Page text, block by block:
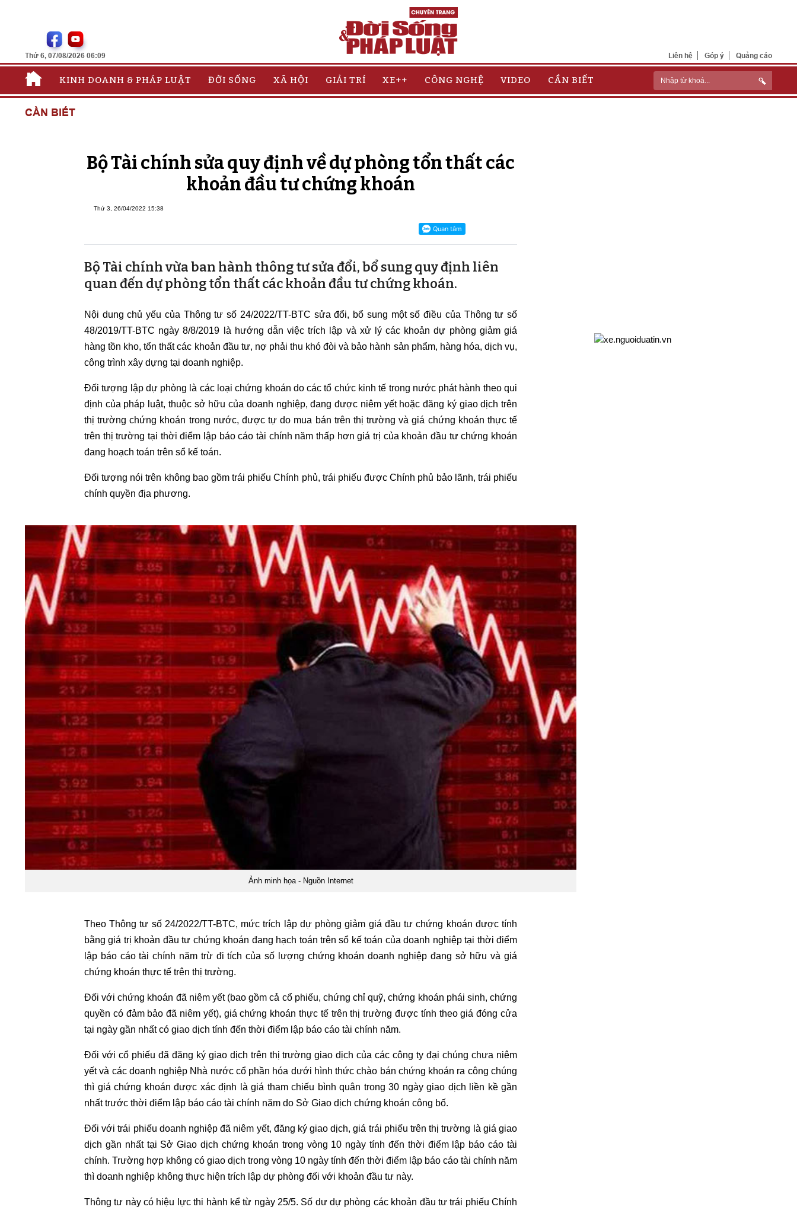
Thứ 6, 07/08/2026 06:09 Liên hệ Góp ý Quảng cáo
KINH DOANH & PHÁP LUẬT ĐỜI SỐNG XÃ HỘI GIẢI TRÍ XE++ CÔNG NGHỆ VIDEO CẦN BIẾT
CẦN BIẾT
Bộ Tài chính sửa quy định về dự phòng tổn thất các
khoản đầu tư chứng khoán
Thứ 3, 26/04/2022 15:38
Bộ Tài chính vừa ban hành thông tư sửa đổi, bổ sung quy định liên
quan đến dự phòng tổn thất các khoản đầu tư chứng khoán.
Nội dung chủ yếu của Thông tư số 24/2022/TT-BTC sửa đổi, bổ sung một số điều của Thông tư số
48/2019/TT-BTC ngày 8/8/2019 là hướng dẫn việc trích lập và xử lý các khoản dự phòng giảm giá
hàng tồn kho, tổn thất các khoản đầu tư, nợ phải thu khó đòi và bảo hành sản phẩm, hàng hóa, dịch vụ,
công trình xây dựng tại doanh nghiệp.
Đối tượng lập dự phòng là các loại chứng khoán do các tổ chức kinh tế trong nước phát hành theo qui
định của pháp luật, thuộc sở hữu của doanh nghiệp, đang được niêm yết hoặc đăng ký giao dịch trên
thị trường chứng khoán trong nước, được tự do mua bán trên thị trường và giá chứng khoán thực tế
trên thị trường tại thời điểm lập báo cáo tài chính năm thấp hơn giá trị của khoản đầu tư chứng khoán
đang hoạch toán trên sổ kế toán.
Đối tượng nói trên không bao gồm trái phiếu Chính phủ, trái phiếu được Chính phủ bảo lãnh, trái phiếu
chính quyền địa phương.
Ảnh minh họa - Nguồn Internet
Theo Thông tư số 24/2022/TT-BTC, mức trích lập dự phòng giảm giá đầu tư chứng khoán được tính
bằng giá trị khoản đầu tư chứng khoán đang hạch toán trên sổ kế toán của doanh nghiệp tại thời điểm
lập báo cáo tài chính năm trừ đi tích của số lượng chứng khoán doanh nghiệp đang sở hữu và giá
chứng khoán thực tế trên thị trường.
Đối với chứng khoán đã niêm yết (bao gồm cả cổ phiếu, chứng chỉ quỹ, chứng khoán phái sinh, chứng
quyền có đảm bảo đã niêm yết), giá chứng khoán thực tế trên thị trường được tính theo giá đóng cửa
tại ngày gần nhất có giao dịch tính đến thời điểm lập báo cáo tài chính năm.
Đối với cổ phiếu đã đăng ký giao dịch trên thị trường giao dịch của các công ty đại chúng chưa niêm
yết và các doanh nghiệp Nhà nước cổ phần hóa dưới hình thức chào bán chứng khoán ra công chúng
thì giá chứng khoán được xác định là giá tham chiếu bình quân trong 30 ngày giao dịch liền kề gần
nhất trước thời điểm lập báo cáo tài chính năm do Sở Giao dịch chứng khoán công bố.
Đối với trái phiếu doanh nghiệp đã niêm yết, đăng ký giao dịch, giá trái phiếu trên thị trường là giá giao
dịch gần nhất tại Sở Giao dịch chứng khoán trong vòng 10 ngày tính đến thời điểm lập báo cáo tài
chính. Trường hợp không có giao dịch trong vòng 10 ngày tính đến thời điểm lập báo cáo tài chính năm
thì doanh nghiệp không thực hiện trích lập dự phòng đối với khoản đầu tư này.
Thông tư này có hiệu lực thi hành kể từ ngày 25/5. Số dư dự phòng các khoản đầu tư trái phiếu Chính